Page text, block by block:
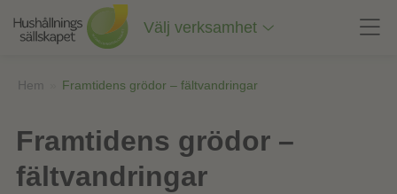
innehåll
Välj verksamhet
Hem Framtidens grödor – fältvandringar
Framtidens grödor –
fältvandringar